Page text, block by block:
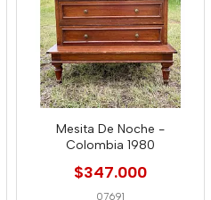
Mesita De Noche -
Colombia 1980
$347.000
07691